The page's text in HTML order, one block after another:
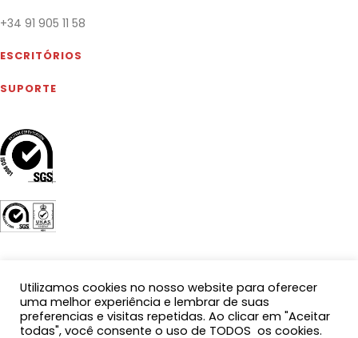
+34 91 905 11 58
ESCRITÓRIOS
SUPORTE
Utilizamos cookies no nosso website para oferecer
uma melhor experiência e lembrar de suas
preferencias e visitas repetidas. Ao clicar em "Aceitar
todas", você consente o uso de TODOS os cookies.